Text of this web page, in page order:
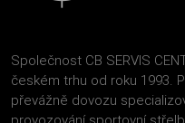
Společnost CB SERVIS
českém trhu od roku 1993.
převážně dovozu